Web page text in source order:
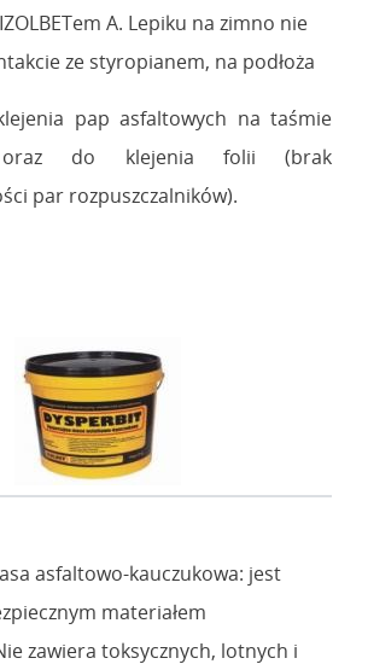
A. Lepiku na zimno nie
ze styropianem, na podłoża
pap asfaltowych na taśmie
oraz do klejenia folii (brak
par rozpuszczalników).
asfaltowo-kauczukowa: jest
materiałem
zawiera toksycznych, lotnych i